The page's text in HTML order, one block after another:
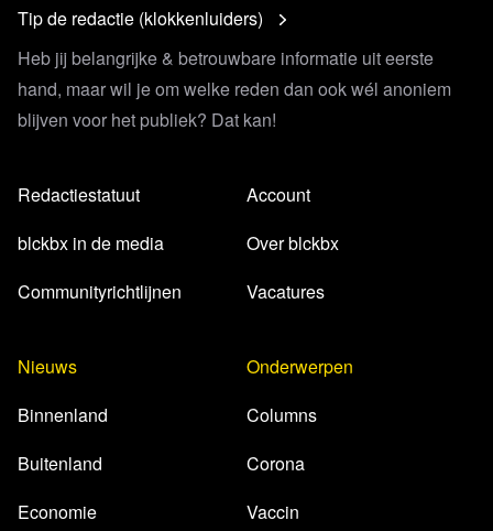
Tip de redactie (klokkenluiders)
Heb jij belangrijke & betrouwbare informatie uit eerste
hand, maar wil je om welke reden dan ook wél anoniem
blijven voor het publiek? Dat kan!
Redactiestatuut
blckbx in de media
Communityrichtlijnen
Account
Over blckbx
Vacatures
Nieuws
Binnenland
Buitenland
Economie
Onderwerpen
Columns
Corona
Vaccin